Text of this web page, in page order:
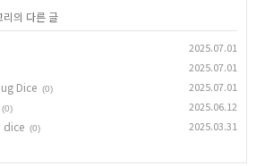
리의 다른 글
2025.07.01
2025.07.01
Dice (0) 2025.07.01
(0) 2025.06.12
dice (0) 2025.03.31